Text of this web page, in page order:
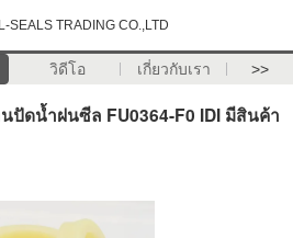
SEALS TRADING CO.,LTD
วิดีโอ เกี่ยวกับเรา >>
ปัดน้ำฝนซีล FU0364-F0 IDI มีสินค้า